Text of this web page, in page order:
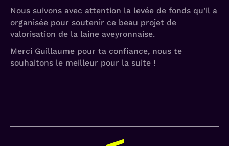
Nous suivons avec attention la levée de fonds qu’il a
organisée pour soutenir ce beau projet de
valorisation de la laine aveyronnaise.
Merci Guillaume pour ta confiance, nous te
souhaitons le meilleur pour la suite !